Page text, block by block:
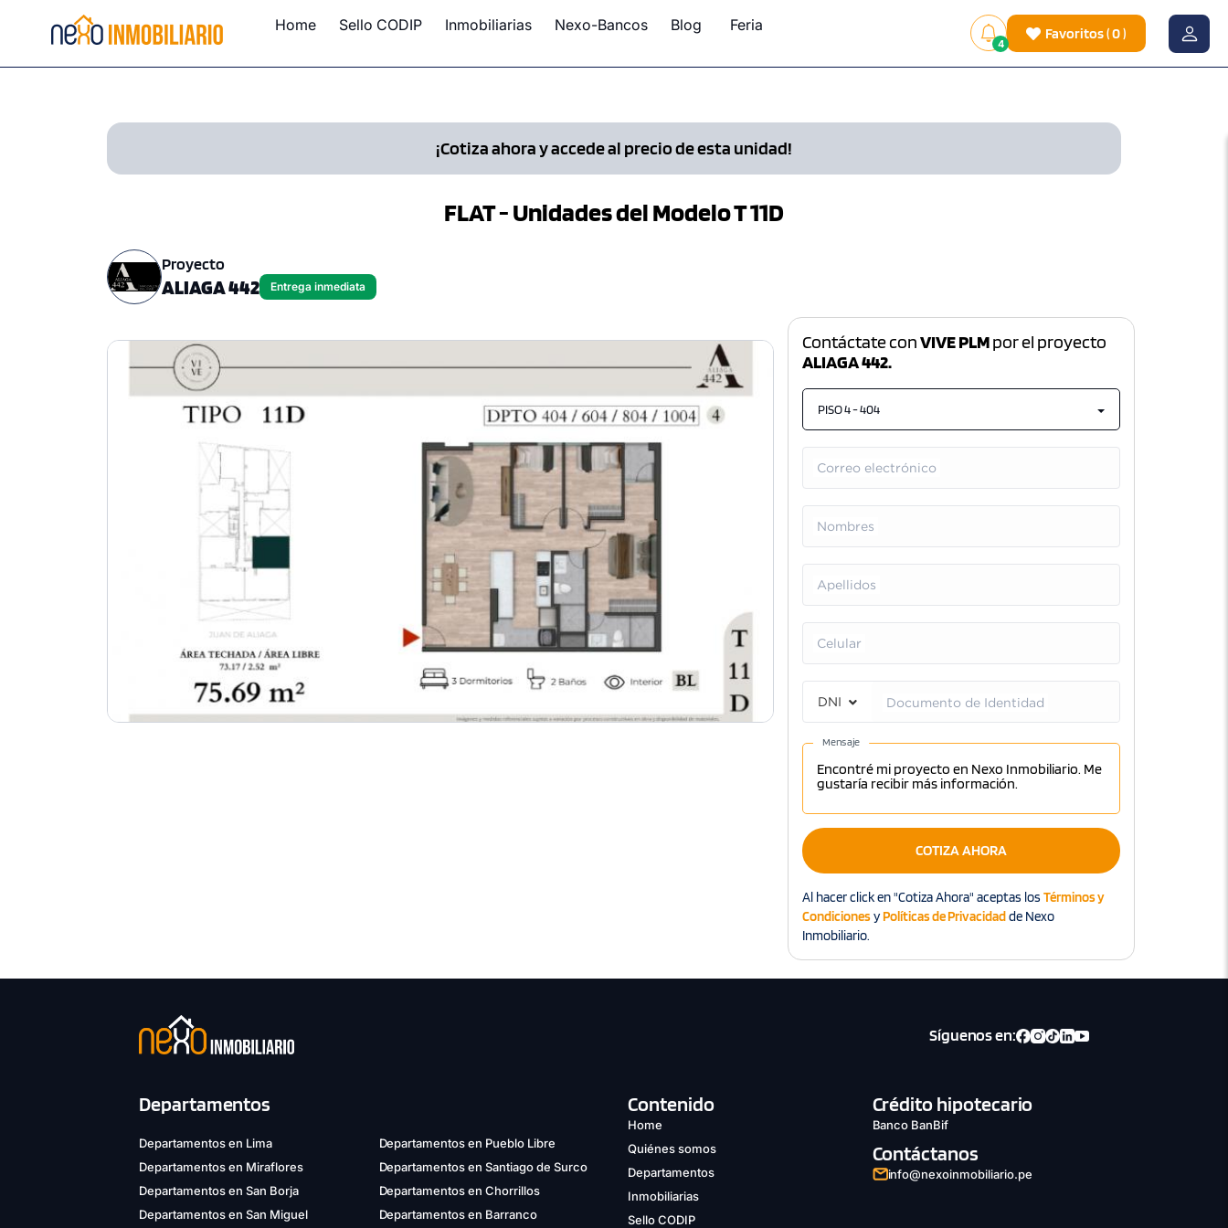
Home Sello CODIP Inmobiliarias Nexo-Bancos Blog Feria
4
Favoritos(0)
¡Cotiza ahora y accede al precio de esta unidad!
FLAT - Unidades del Modelo T 11D
Proyecto
ALIAGA 442 Entrega inmediata
Contáctate conVIVE PLMpor el proyecto
ALIAGA 442.
PISO 4 - 404
Correo electrónico
Nombres
Apellidos
Celular
DNI Documento de Identidad
Mensaje
COTIZA AHORA
Al hacer click en "Cotiza Ahora" aceptas los Términos y
CondicionesyPolíticas de Privacidadde Nexo
Inmobiliario.
Síguenos en:
Departamentos
Departamentos en Lima
Departamentos en Miraflores
Departamentos en San Borja
Departamentos en San Miguel
Departamentos en Pueblo Libre
Departamentos en Santiago de Surco
Departamentos en Chorrillos
Departamentos en Barranco
Contenido
Home
Quiénes somos
Departamentos
Inmobiliarias
Sello CODIP
Crédito hipotecario
Banco BanBif
Contáctanos
info@nexoinmobiliario.pe